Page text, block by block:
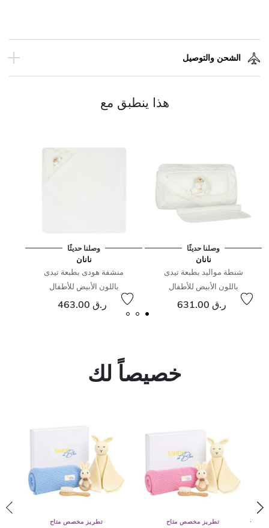
الشحن والتوصيل
هذا ينطبق مع
وصلنا حديثًا
نانان
شنطة مواليد بطبعة تيدى
باللون الأبيض للأطفال
ر.ق 631.00
وصلنا حديثًا
نانان
منشفة هودى بطبعة تيدى
باللون الأبيض للأطفال
ر.ق 463.00
خصيصاً لك
تطريز مخصص متاح تطريز مخصص متاح